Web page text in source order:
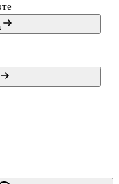
и кому стоит читать
учёбы.<